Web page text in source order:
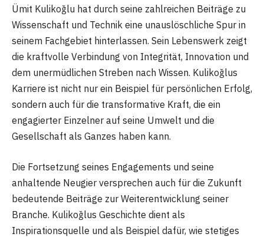
Ümit Kulikoğlu hat durch seine zahlreichen Beiträge zu
Wissenschaft und Technik eine unauslöschliche Spur in
seinem Fachgebiet hinterlassen. Sein Lebenswerk zeigt
die kraftvolle Verbindung von Integrität, Innovation und
dem unermüdlichen Streben nach Wissen. Kulikoğlus
Karriere ist nicht nur ein Beispiel für persönlichen Erfolg,
sondern auch für die transformative Kraft, die ein
engagierter Einzelner auf seine Umwelt und die
Gesellschaft als Ganzes haben kann.
Die Fortsetzung seines Engagements und seine
anhaltende Neugier versprechen auch für die Zukunft
bedeutende Beiträge zur Weiterentwicklung seiner
Branche. Kulikoğlus Geschichte dient als
Inspirationsquelle und als Beispiel dafür, wie stetiges